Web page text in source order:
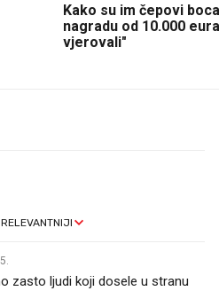
Kako su im čepovi
nagradu od 10.000
vjerovali"
zasto ljudi koji dosele u stranu